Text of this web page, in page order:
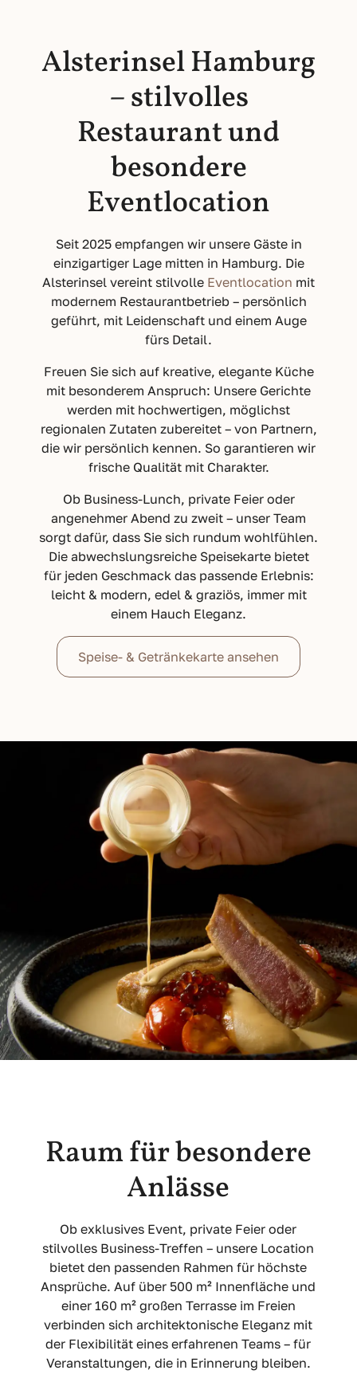
Alsterinsel Hamburg
– stilvolles
Restaurant und
besondere
Eventlocation
Seit 2025 empfangen wir unsere Gäste in
einzigartiger Lage mitten in Hamburg. Die
Alsterinsel vereint stilvolle Eventlocation mit
modernem Restaurantbetrieb – persönlich
geführt, mit Leidenschaft und einem Auge
fürs Detail.
Freuen Sie sich auf kreative, elegante Küche
mit besonderem Anspruch: Unsere Gerichte
werden mit hochwertigen, möglichst
regionalen Zutaten zubereitet – von Partnern,
die wir persönlich kennen. So garantieren wir
frische Qualität mit Charakter.
Ob Business-Lunch, private Feier oder
angenehmer Abend zu zweit – unser Team
sorgt dafür, dass Sie sich rundum wohlfühlen.
Die abwechslungsreiche Speisekarte bietet
für jeden Geschmack das passende Erlebnis:
leicht & modern, edel & graziös, immer mit
einem Hauch Eleganz.
Speise- & Getränkekarte ansehen
Raum für besondere
Anlässe
Ob exklusives Event, private Feier oder
stilvolles Business-Treffen – unsere Location
bietet den passenden Rahmen für höchste
Ansprüche. Auf über 500 m² Innenfläche und
einer 160 m² großen Terrasse im Freien
verbinden sich architektonische Eleganz mit
der Flexibilität eines erfahrenen Teams – für
Veranstaltungen, die in Erinnerung bleiben.